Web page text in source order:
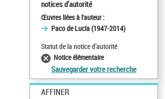
notices d’autorité
Œuvres liées à l'auteur :
Paco de Lucía (1947-2014)
Statut de la notice d’autorité
Notice élémentaire
Sauvegarder votre recherche
AFFINER